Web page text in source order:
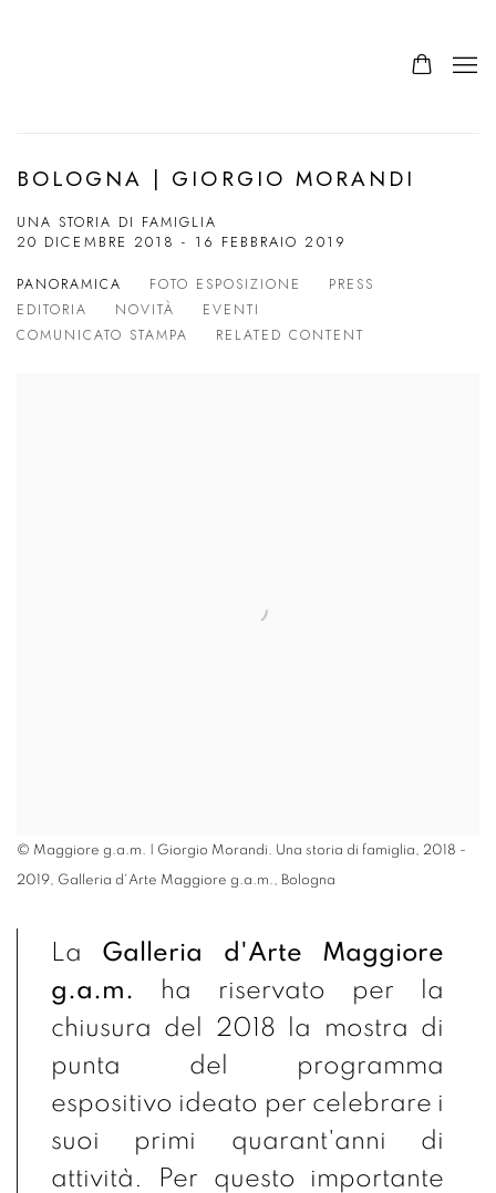
BOLOGNA | GIORGIO MORANDI
UNA STORIA DI FAMIGLIA
20 DICEMBRE 2018 - 16 FEBBRAIO 2019
PANORAMICA FOTO ESPOSIZIONE
PRESS
EDITORIA
NOVITÀ
EVENTI
COMUNICATO STAMPA
RELATED CONTENT
© Maggiore g.a.m. | Giorgio Morandi. Una storia di famiglia, 2018 -
2019, Galleria d'Arte Maggiore g.a.m., Bologna
La Galleria d'Arte Maggiore
g.a.m. ha riservato per la
chiusura del 2018 la mostra di
punta del programma
espositivo ideato per celebrare i
suoi primi quarant'anni di
attività. Per questo importante